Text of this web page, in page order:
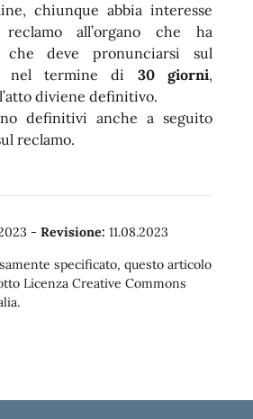
chiunque abbia interesse
all’organo che ha
che deve pronunciarsi sul
nel termine di 30 giorni,
diviene definitivo.
definitivi anche a seguito
reclamo.
- Revisione: 11.08.2023
specificato, questo articolo
Licenza Creative Commons